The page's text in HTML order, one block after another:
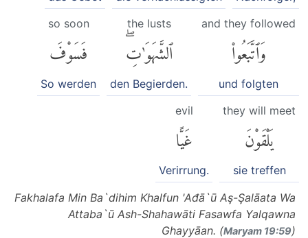
and they followed
وَٱتَّبَعُوا۟
und folgten
the lusts
ٱلشَّهَوَٰتِۖ
den Begierden.
so soon
فَسَوْفَ
So werden
they will meet
يَلْقَوْنَ
sie treffen
evil
غَيًّا
Verirrung.
Fakhalafa Min Ba`dihim Khalfun 'Ađā`ū Aş-Şalāata Wa
Attaba`ū Ash-Shahawāti Fasawfa Yalqawna
Ghayyāan. (Maryam 19:59)